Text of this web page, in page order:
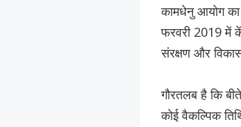
कामधेनु आयोग का
फरवरी 2019 में
संरक्षण और
गौरतलब है कि
कोई वैकल्पिक